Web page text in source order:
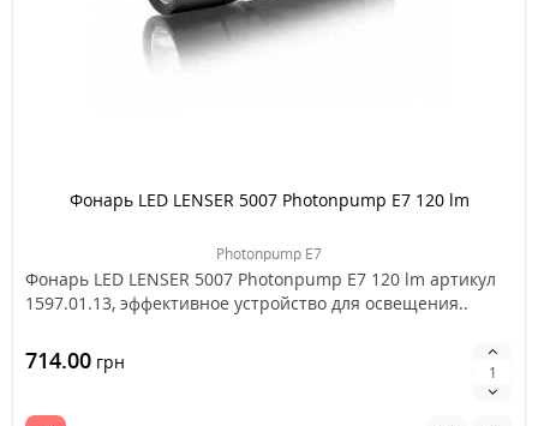
Фонарь LED LENSER 5007 Photonpump E7 120 lm
Photonpump E7
Фонарь LED LENSER 5007 Photonpump E7 120 lm артикул
1597.01.13, эффективное устройство для освещения..
714.00 грн